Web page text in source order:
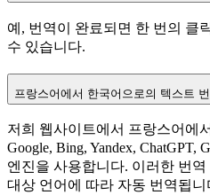
예, 번역이 완료되면 한 번의 클
수 있습니다.
프랑스어에서 한국어으로의 텍스트
저희 웹사이트에서 프랑스어에
Google, Bing, Yandex, ChatGPT,
엔진을 사용합니다. 이러한 번
대상 언어에 따라 자동 번역됩